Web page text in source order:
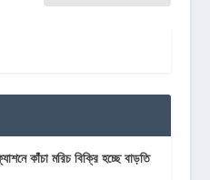
কাঁচা মরিচ বিক্রি হচ্ছে বাড়তি